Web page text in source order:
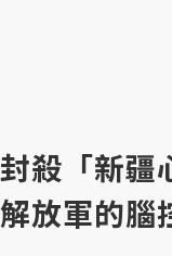
封殺「新疆
解放軍的腦